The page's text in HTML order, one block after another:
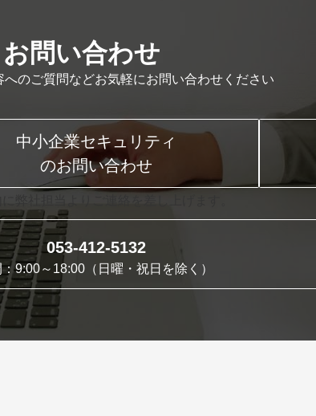
お問い合わせ
へのご質問などお気軽にお問い合わせください
中小企業セキュリティ
のお問い合わせ
053-412-5132
9:00～18:00（日曜・祝日を除く）